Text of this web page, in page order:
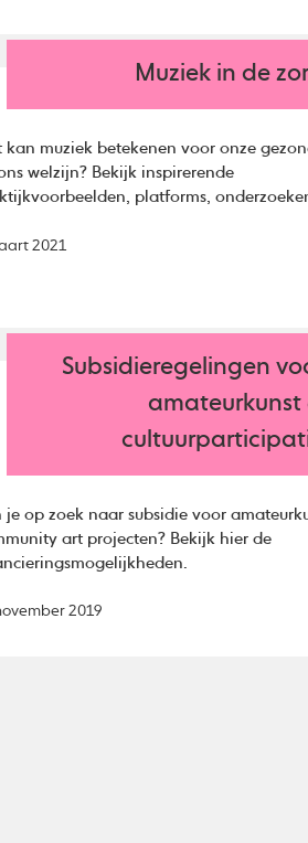
Muziek in de
kan muziek betekenen voor onze
welzijn? Bekijk inspirerende
platforms,
2021
Subsidieregelingen
amateurkunst
je op zoek naar subsidie voor
art projecten? Bekijk hier de
2019